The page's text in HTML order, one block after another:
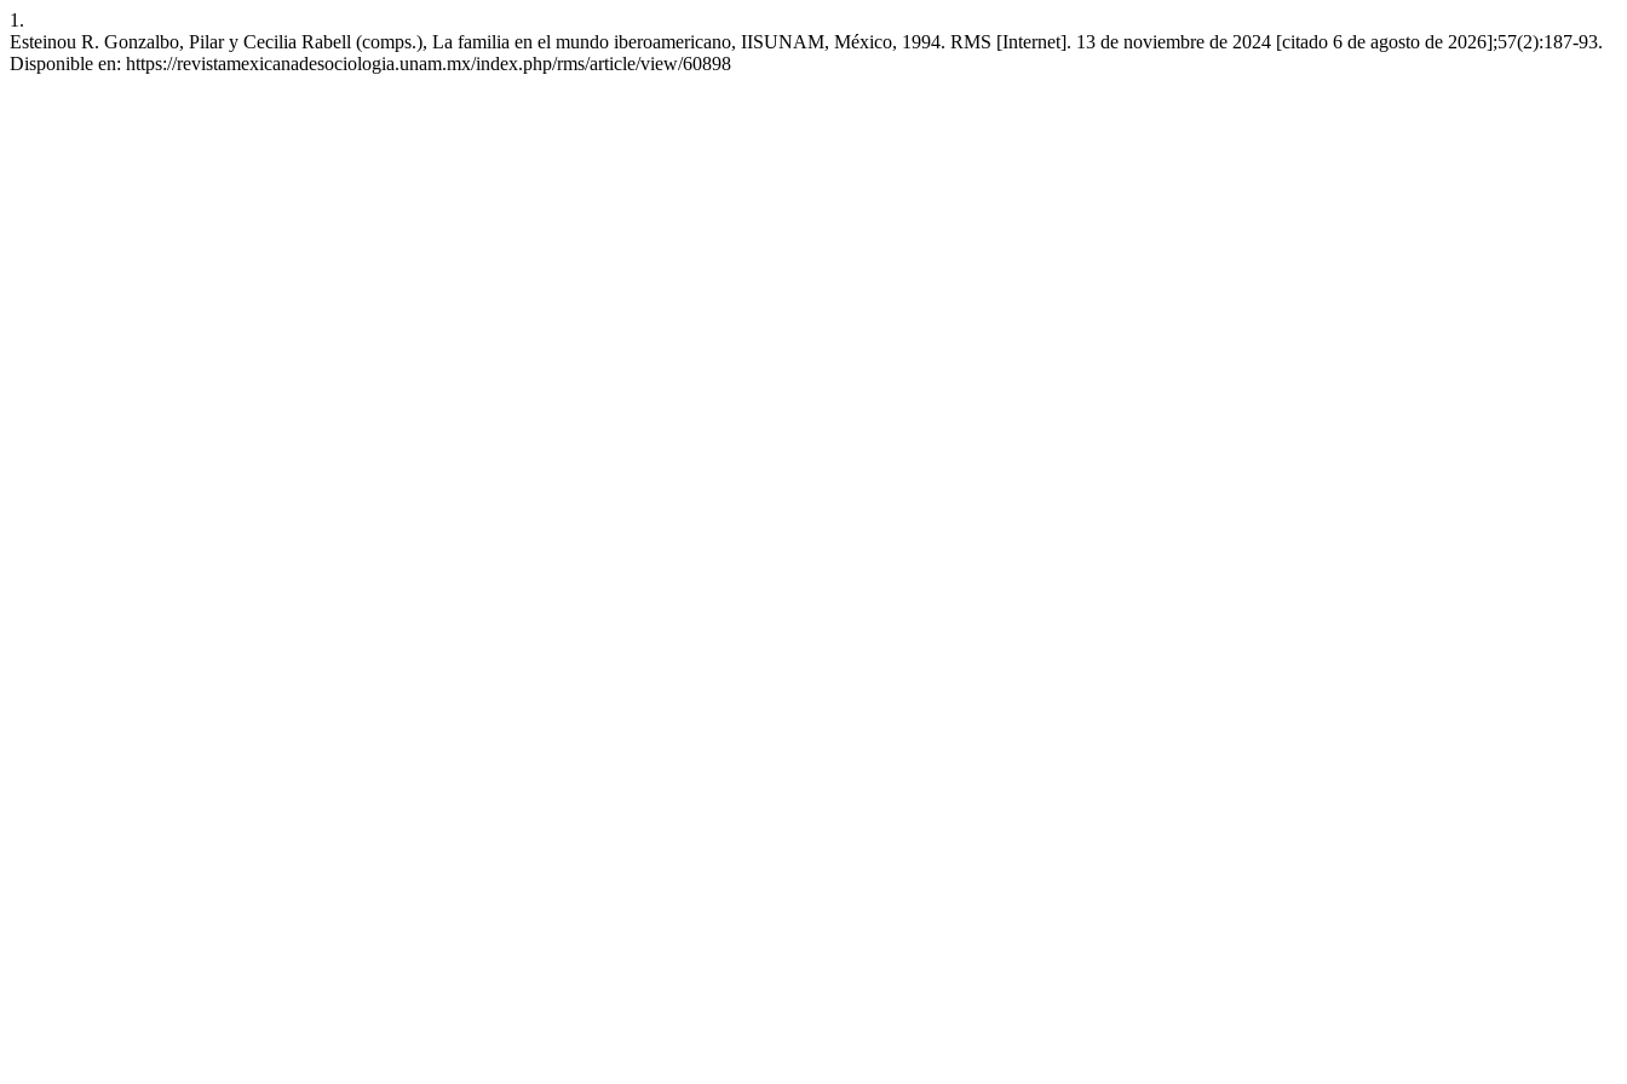
1.
Esteinou R. Gonzalbo, Pilar y Cecilia Rabell (comps.), La familia en el mundo iberoamericano, IIS­UNAM, México, 1994. RMS [Internet]. 13 de noviembre de 2024 [citado 6 de agosto de 2026];57(2):187-93.
Disponible en: https://revistamexicanadesociologia.unam.mx/index.php/rms/article/view/60898